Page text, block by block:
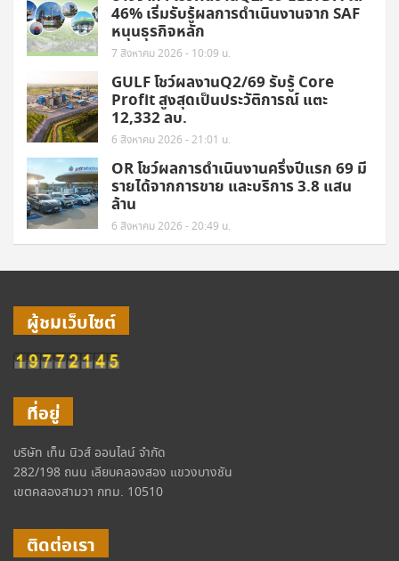
46% เริ่มรับรู้ผลการดำเนินงานจาก SAF
หนุนธุรกิจหลัก
7 สิงหาคม 2026 - 10:09 น.
GULF โชว์ผลงานQ2/69 รับรู้ Core
Profit สูงสุดเป็นประวัติการณ์ แตะ
12,332 ลบ.
6 สิงหาคม 2026 - 21:01 น.
OR โชว์ผลการดำเนินงานครึ่งปีแรก 69 มี
รายได้จากการขาย และบริการ 3.8 แสน
ล้าน
6 สิงหาคม 2026 - 20:49 น.
ผู้ชมเว็บไซต์
ที่อยู่
บริษัท เท็น นิวส์ ออนไลน์ จำกัด
282/198 ถนน เลียบคลองสอง แขวงบางชัน
เขตคลองสามวา กทม. 10510
ติดต่อเรา